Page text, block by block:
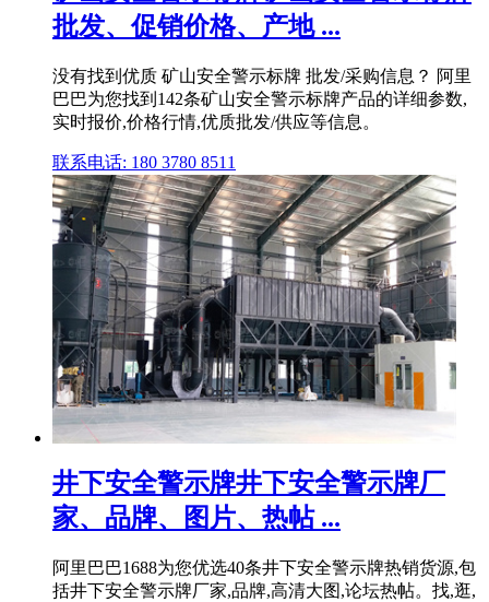
批发、促销价格、产地 ...
没有找到优质 矿山安全警示标牌 批发/采购信息？ 阿里
巴巴为您找到142条矿山安全警示标牌产品的详细参数,
实时报价,价格行情,优质批发/供应等信息。
联系电话: 180 3780 8511
井下安全警示牌井下安全警示牌厂
家、品牌、图片、热帖 ...
阿里巴巴1688为您优选40条井下安全警示牌热销货源,包
括井下安全警示牌厂家,品牌,高清大图,论坛热帖。找,逛,